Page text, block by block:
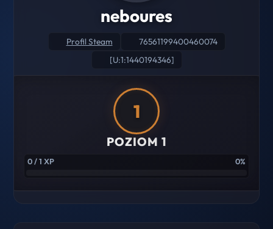
neboures
Profil Steam
76561199400460074
[U:1:1440194346]
1
POZIOM 1
0 / 1 XP 0%